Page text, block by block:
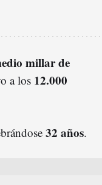
millar de
a los 12.000
32 años.